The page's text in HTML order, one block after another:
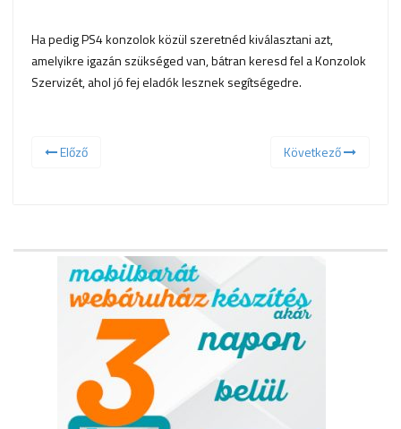
Ha pedig PS4 konzolok közül szeretnéd kiválasztani azt,
amelyikre igazán szükséged van, bátran keresd fel a Konzolok
Szervizét, ahol jó fej eladók lesznek segítségedre.
Előző Következő